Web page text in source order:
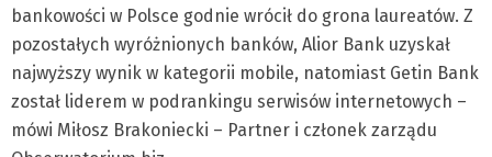
bankowości w Polsce godnie wrócił do grona laureatów. Z
pozostałych wyróżnionych banków, Alior Bank uzyskał
najwyższy wynik w kategorii mobile, natomiast Getin Bank
został liderem w podrankingu serwisów internetowych –
mówi Miłosz Brakoniecki – Partner i członek zarządu